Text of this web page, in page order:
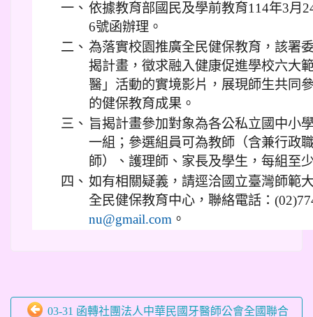
一、 依據教育部國民及學前教育114年3月
6號函辦理。
二、 為落實校園推廣全民健保教育，該署
揭計畫，徵求融入健康促進學校六大
醫」活動的實境影片，展現師生共同
的健保教育成果。
三、 旨揭計畫參加對象為各公私立國中小
一組；參選組員可為教師（含兼行政
師）、護理師、家長及學生，每組至
四、 如有相關疑義，請逕洽國立臺灣師範
全民健保教育中心，聯絡電話：
nu@gmail.com 。
03-31 函轉社團法人中華民國牙醫師公會全國聯合